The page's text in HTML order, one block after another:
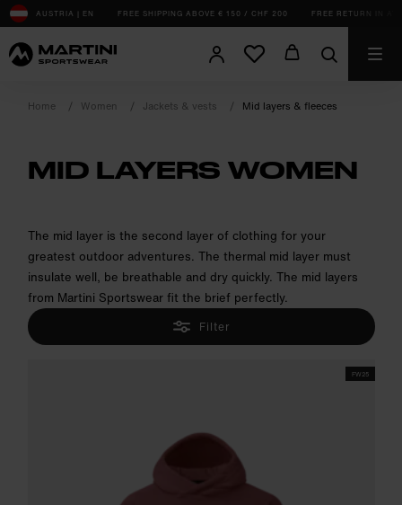
sr.Table Of Content
AUSTRIA | EN FREE SHIPPING ABOVE € 150 / CHF 200 FREE RETURN IN
Home Women Jackets & vests Mid layers & fleeces
MID LAYERS WOMEN
The mid layer is the second layer of clothing for your
greatest outdoor adventures. The thermal mid layer must
insulate well, be breathable and dry quickly. The mid layers
from Martini Sportswear fit the brief perfectly.
Filter
FW25